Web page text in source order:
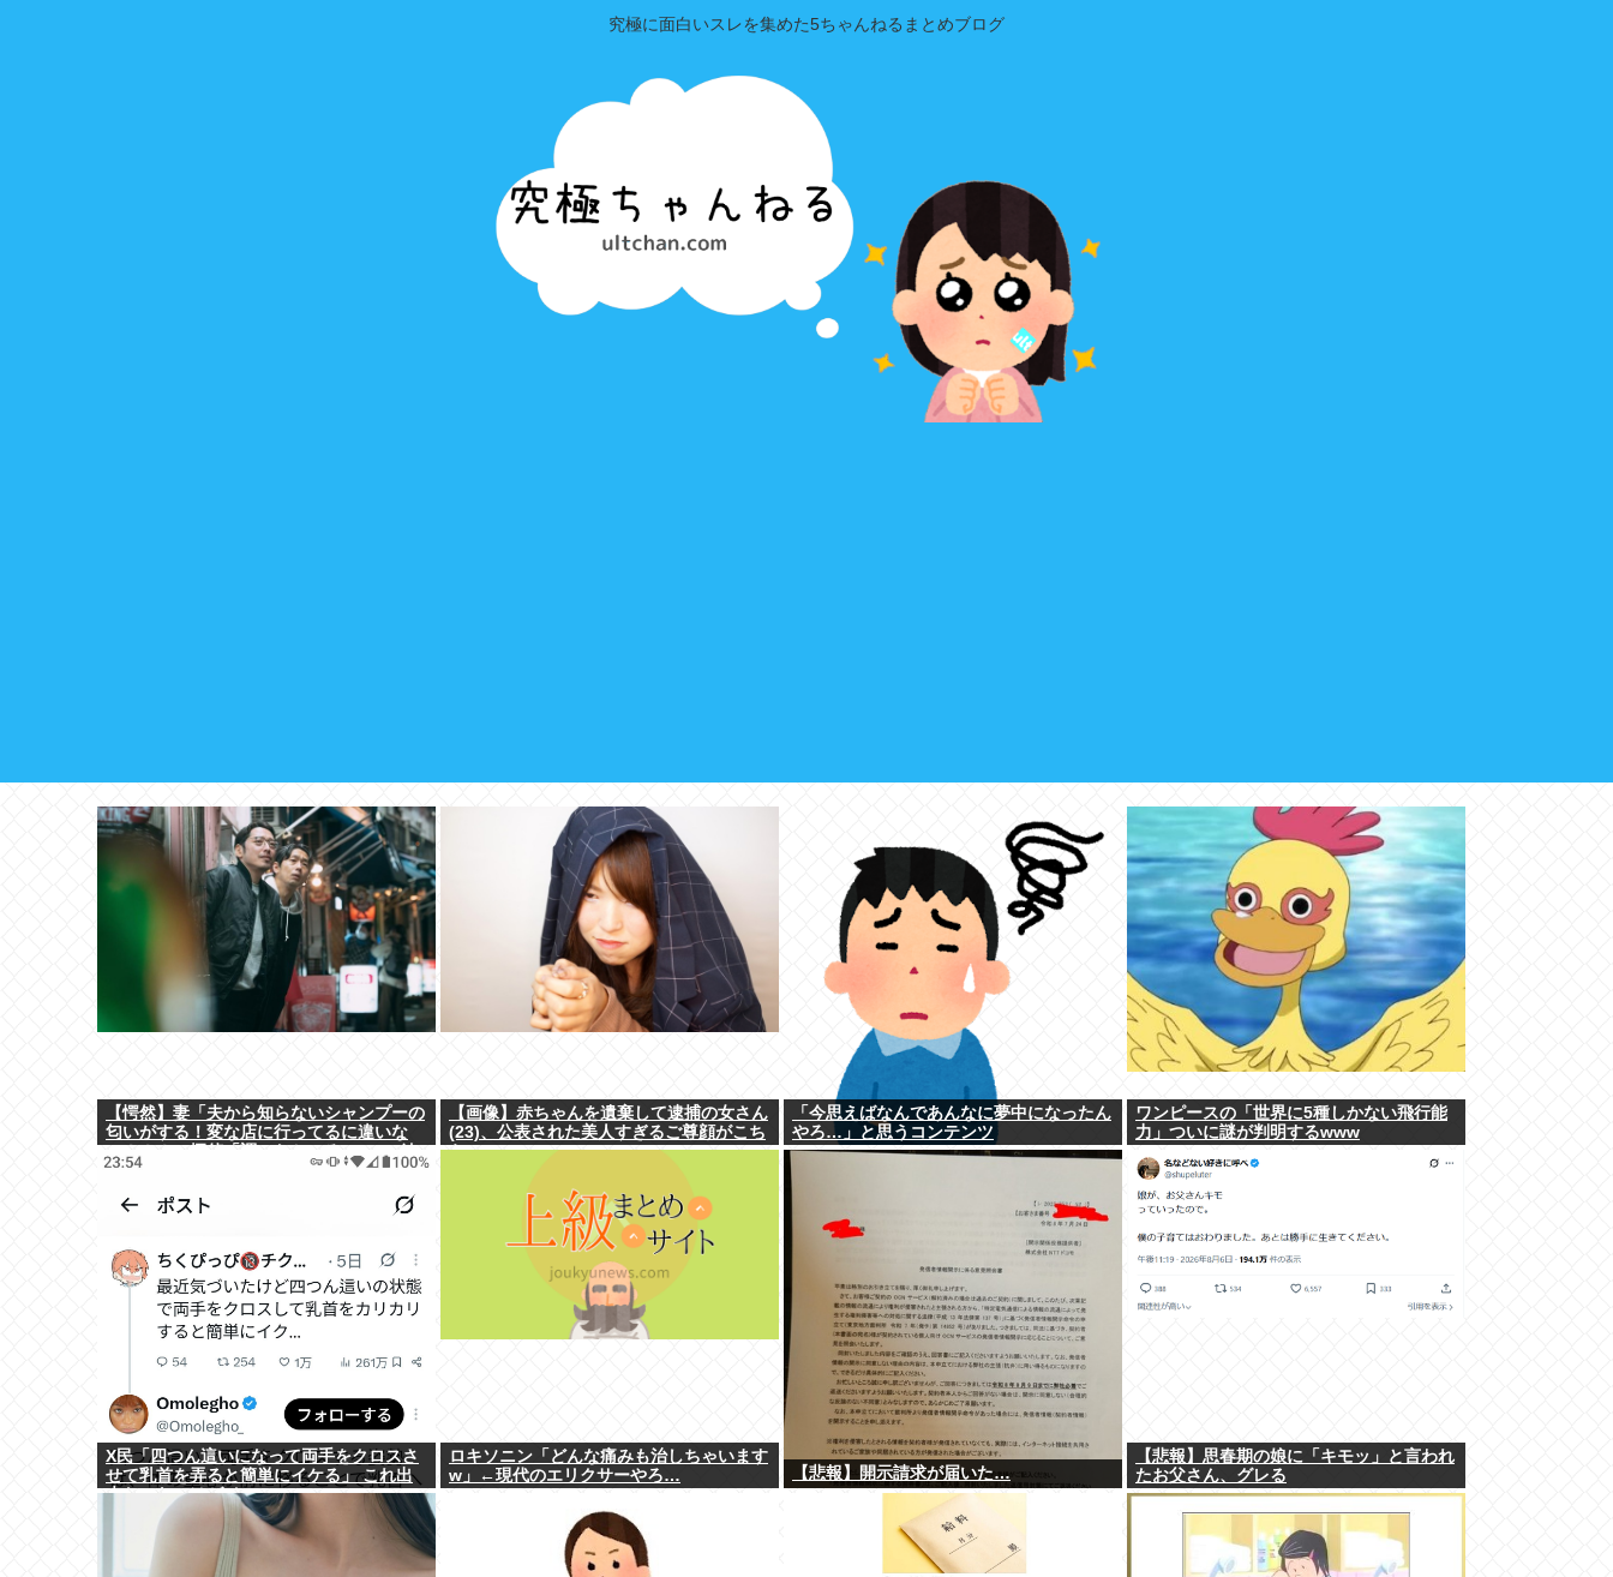
究極に面白いスレを集めた5ちゃんねるまとめブログ
【愕然】妻「夫から知らないシャンプーの
匂いがする！変な店に行ってるに違いな
い！！！」探偵「調べたところ･･･」⇒結
果ｗｗ
【画像】赤ちゃんを遺棄して逮捕の女さん
(23)、公表された美人すぎるご尊顔がこち
ら⇒www
「今思えばなんであんなに夢中になったん
やろ…」と思うコンテンツ
ワンピースの「世界に5種しかない飛行能
力」ついに謎が判明するwww
X民「四つん這いになって両手をクロスさ
せて乳首を弄ると簡単にイケる」 これ出
来ないヤツはゲイ
ロキソニン「どんな痛みも治しちゃいます
w」←現代のエリクサーやろ…
【悲報】開示請求が届いた…
【悲報】思春期の娘に「キモッ」と言われ
たお父さん、グレる